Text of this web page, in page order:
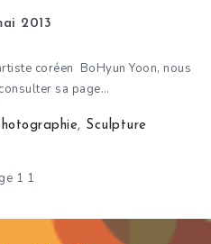
2013
coréen BoHyun Yoon, nous
sa page…
, Sculpture
1 1